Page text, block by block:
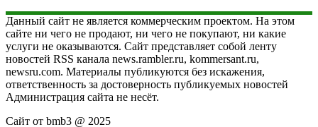
Данный сайт не является коммерческим проектом. На этом
сайте ни чего не продают, ни чего не покупают, ни какие
услуги не оказываются. Сайт представляет собой ленту
новостей RSS канала news.rambler.ru, kommersant.ru,
newsru.com. Материалы публикуются без искажения,
ответственность за достоверность публикуемых новостей
Администрация сайта не несёт.
Сайт от bmb3 @ 2025